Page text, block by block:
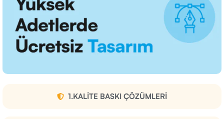
1.KALITE BASKI ÇÖZÜMLERI